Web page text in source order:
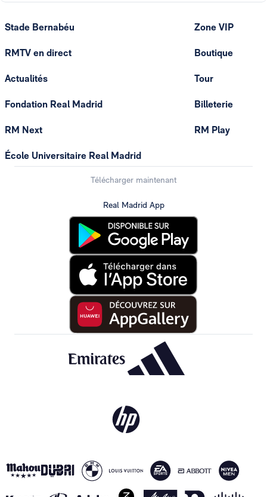
Stade Bernabéu
RMTV en direct
Actualités
Fondation Real Madrid
RM Next
École Universitaire Real Madrid
Zone VIP
Boutique
Tour
Billeterie
RM Play
Télécharger maintenant
Real Madrid App